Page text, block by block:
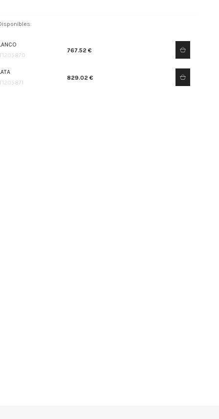
767.52 €
829.02 €